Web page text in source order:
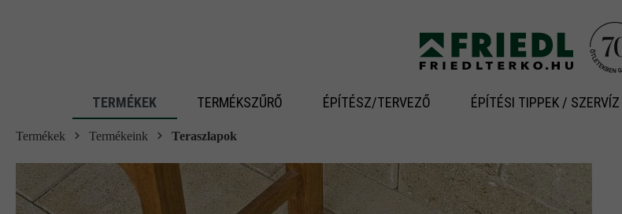
TERMÉKEK TERMÉKSZŰRŐ ÉPÍTÉSZ/TERVEZŐ ÉPÍTÉSI TIPPEK / SZERVÍZ
Termékek Termékeink Teraszlapok